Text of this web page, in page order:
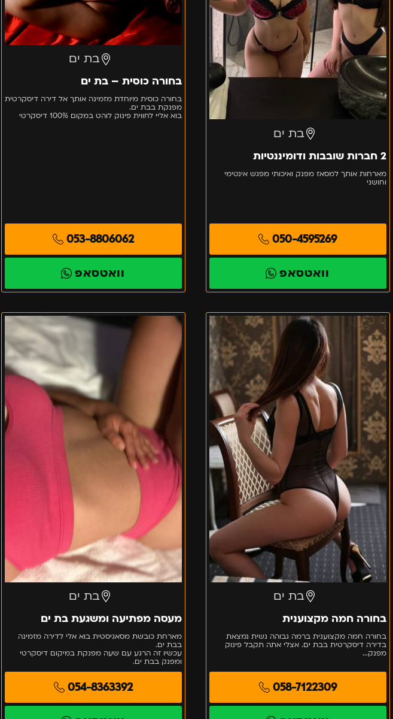
בת ים
2 חברות שובבות ודומיננטיות
מארחות אותך למסאז מפנק ואיכותי מפגש אינטימי
וחושני
050-4595269
וואטסאפ
בת ים
בחורה כוסית – בת ים
בחורה כוסית מיוחדת מזמינה אותך אל דירה דיסקרטית
מפנקת בבת ים.
בוא אליי לחווית פינוק לוהט במקום 100% דיסקרטי
053-8806062
וואטסאפ
בת ים
בחורה חמה מקצוענית
בחורה חמה מקצוענית ברמה גבוהה נשית נמצאת
בדירה דיסקרטית בבת ים. אצלי אתה תקבל פינוק
מפנק...
058-7122309
בחורה
חמה
מקצוענית
בת ים
מעסה מפתיעה ומשגעת בת ים
מארחת כובשת מסאגיסטית בוא אלי לדירה מזמינה
בבת ים.
עכשיו זה הרגע עם שעה מפנקת במיקום דיסקרטי
ומפנק בבת ים.
054-8363392
מעסה
ומשגעת
בת